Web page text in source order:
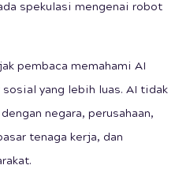
spekulasi mengenai robot
pembaca memahami AI
yang lebih luas. AI tidak
negara, perusahaan,
tenaga kerja, dan